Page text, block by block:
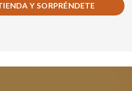
Y SORPRÉNDETE